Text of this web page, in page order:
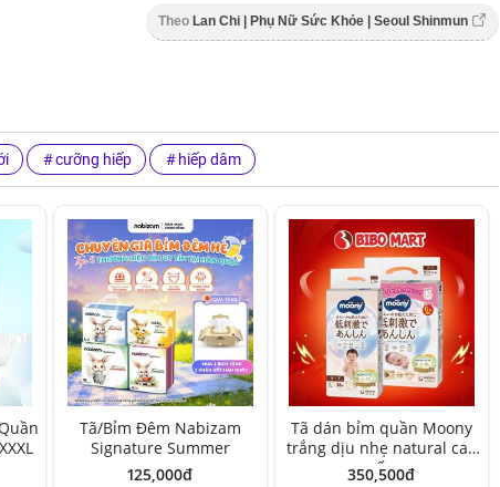
Theo Lan Chi | Phụ Nữ Sức Khỏe | Seoul Shinmun
cưỡng hiếp hiếp dâm
Tã/Bỉm Đêm Nabizam
Signature Summer
125,000đ
Tã dán bỉm quần Moony
trắng dịu nhẹ natural cao
cấp
350,500đ